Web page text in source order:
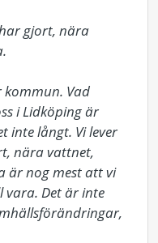
gjort, nära
Vad
i Lidköping är
inte långt. Vi lever
nära vattnet,
är nog mest att vi
vara. Det är inte